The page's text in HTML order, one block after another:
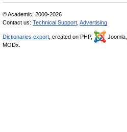
© Academic, 2000-2026
Contact us: Technical Support Advertising
Dictionaries export , created on PHP, Joomla,
MODx.